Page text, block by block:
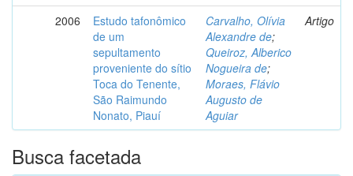
2006
Estudo tafonômico
de um
sepultamento
proveniente do sítio
Toca do Tenente,
São Raimundo
Nonato, Piauí
Carvalho, Olívia
Alexandre de;
Queiroz, Alberico
Nogueira de;
Moraes, Flávio
Augusto de
Aguiar
Artigo
Busca facetada